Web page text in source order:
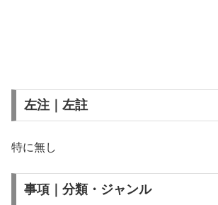
左注｜左註
特に無し
事項｜分類・ジャンル